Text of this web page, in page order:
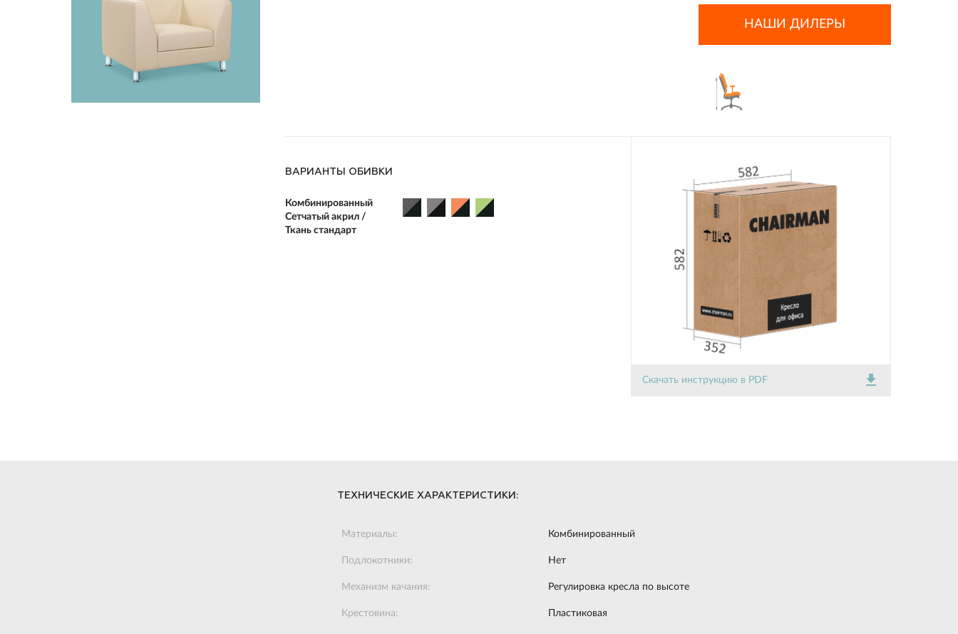
НАШИ ДИЛЕРЫ
ВАРИАНТЫ ОБИВКИ
Комбинированный
Сетчатый акрил /
Ткань стандарт
Скачать инструкцию в PDF get_app
ТЕХНИЧЕСКИЕ ХАРАКТЕРИСТИКИ:
Материалы: Комбинированный
Подлокотники: Нет
Механизм качания: Регулировка кресла по высоте
Крестовина: Пластиковая